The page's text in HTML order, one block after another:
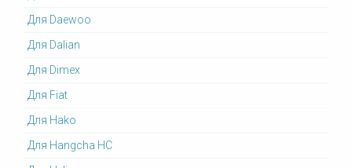
Для Daewoo
Для Dalian
Для Dimex
Для Fiat
Для Hako
Для Hangcha HC